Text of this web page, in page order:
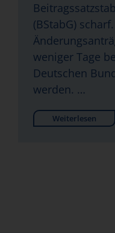
(BStabG)
weniger Tage
Deutschen
werden. …
Weiterlesen